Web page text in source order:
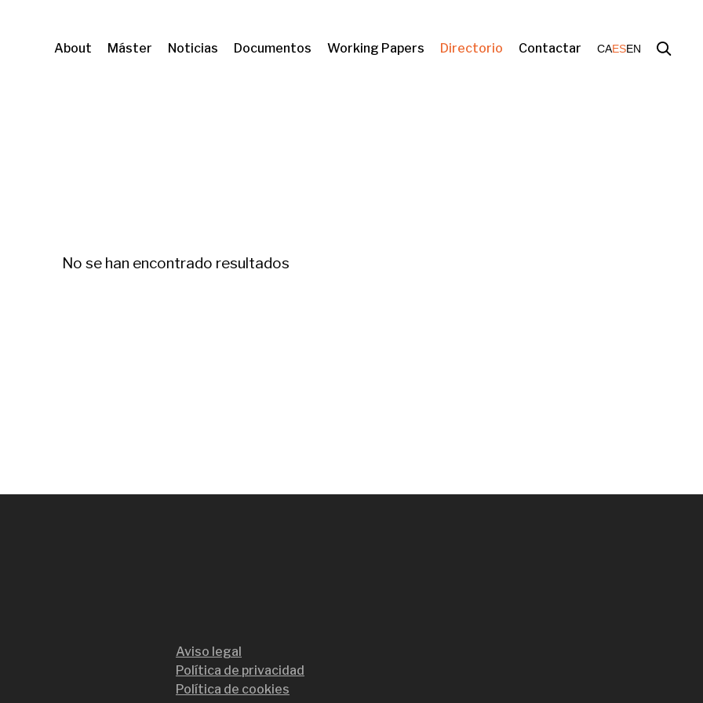
About Máster Noticias Documentos Working Papers Directorio Contactar CAESEN
No se han encontrado resultados
Aviso legal
Política de privacidad
Política de cookies